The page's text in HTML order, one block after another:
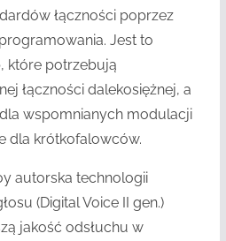
łączności poprzez
Jest to
które potrzebują
łączności dalekosiężnej, a
wspomnianych modulacji
dla krótkofalowców.
autorska technologii
(Digital Voice II gen.)
jakość odsłuchu w